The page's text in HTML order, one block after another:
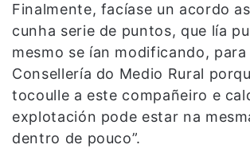
Finalmente, facíase un acordo
cunha serie de puntos, que lía
mesmo se ían modificando,
Consellería do Medio Rural
tocoulle a este compañeiro e
explotación pode estar na
dentro de pouco”.